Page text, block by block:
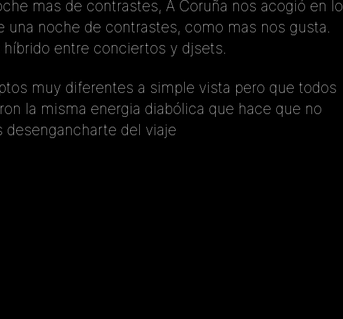
mas de contrastes, A Coruña nos acogió en lo
una noche de contrastes, como mas nos gusta.
híbrido entre conciertos y djsets.
muy diferentes a simple vista pero que todos
la misma energia diabólica que hace que no
desengancharte del viaje